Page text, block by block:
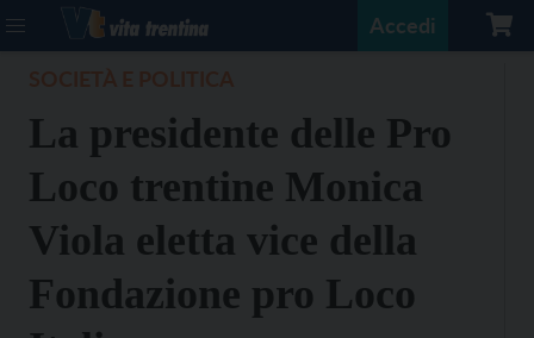
Accedi
La presidente delle Pro
Loco trentine Monica
Viola eletta vice della
Fondazione pro Loco